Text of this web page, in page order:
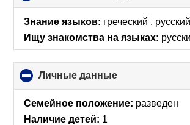
Знание языков: греческий , русский
Ищу знакомства на языках:
Личные данные
to
collapse
contents
Семейное положение: разведен
Наличие детей: 1